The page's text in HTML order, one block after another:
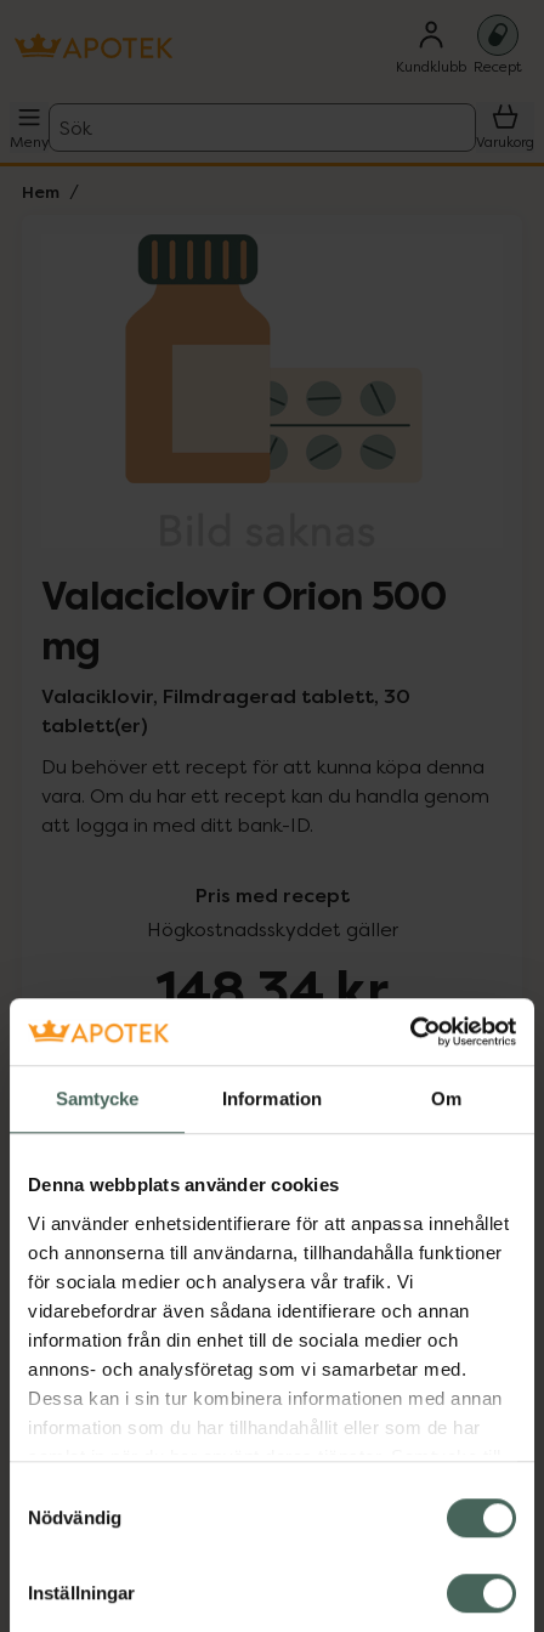
Samtycke Information Om
Denna webbplats använder cookies
Vi använder enhetsidentifierare för att anpassa innehållet
och annonserna till användarna, tillhandahålla funktioner
för sociala medier och analysera vår trafik. Vi
vidarebefordrar även sådana identifierare och annan
information från din enhet till de sociala medier och
annons- och analysföretag som vi samarbetar med.
Dessa kan i sin tur kombinera informationen med annan
information som du har tillhandahållit eller som de har
samlat in när du har använt deras tjänster. Samtycke till
återkalla ditt samtycke via webbplatsens
cookieinställningar. Ett återkallat samtycke påverkar inte
lagligheten av behandling som skett innan återkallelsen.
Nödvändig
Inställningar
Kundklubb Recept
Meny
Sök
Varukorg
Hem
Lista: . Innehåller 1 objekt.
Valaciclovir Orion 500
mg
Valaciklovir, Filmdragerad tablett, 30
tablett(er)
Du behöver ett recept för att kunna köpa denna
vara. Om du har ett recept kan du handla genom
att logga in med ditt bank-ID.
Pris med recept
Högkostnadsskyddet gäller
148,34 kr
Köp via ditt recept
Aktuella erbjudanden
Beskrivning Dölj
Läs alltid bipacksedeln innan
användning.
EAN:06432100039200
Bipacksedel från FASS Visa